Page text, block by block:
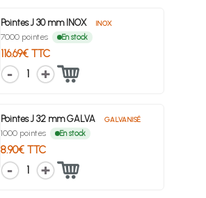
Pointes J 30 mm INOX INOX
7000 pointes En stock
116.69€ TTC
1
Pointes J 32 mm GALVA GALVANISÉ
1000 pointes En stock
8.90€ TTC
1